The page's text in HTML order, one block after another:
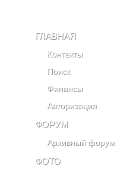
ГЛАВНАЯ
Контакты
Поиск
Финансы
Авторизация
ФОРУМ
Архивный форум
ФОТО